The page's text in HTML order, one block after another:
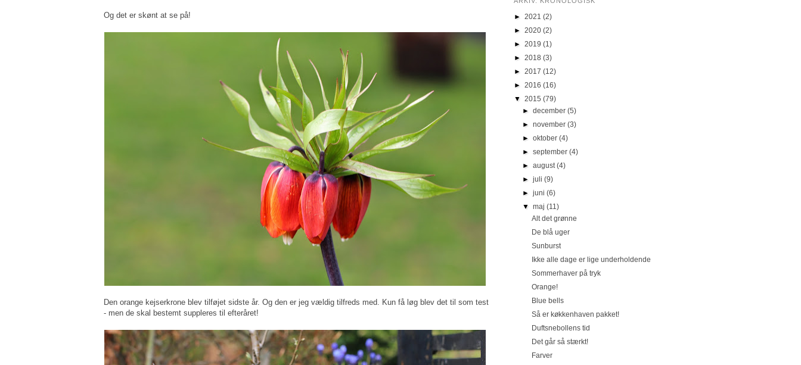
Og det er skønt at se på!
Den orange kejserkrone blev tilføjet sidste år. Og den er jeg vældig tilfreds med. Kun få løg blev det til som test
- men de skal bestemt suppleres til efteråret!
► 2021 (2)
► 2020 (2)
► 2019 (1)
► 2018 (3)
► 2017 (12)
► 2016 (16)
▼ 2015 (79)
►december(5)
►november(3)
►oktober(4)
►september(4)
►august(4)
►juli(9)
►juni(6)
▼maj(11)
Alt det grønne
De blå uger
Sunburst
Ikke alle dage er lige underholdende
Sommerhaver på tryk
Orange!
Blue bells
Så er køkkenhaven pakket!
Duftsnebollens tid
Det går så stærkt!
Farver